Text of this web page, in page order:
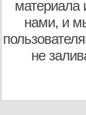
материала
нами, и
не